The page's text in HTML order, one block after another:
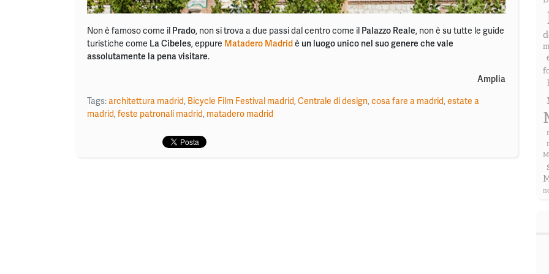
Non è famoso come il Prado, non si trova a due passi dal centro come il Palazzo Reale, non è su tutte le guide
turistiche come La Cibeles, eppure Matadero Madridè un luogo unico nel suo genere che vale
assolutamente la pena visitare.
Amplia
Tags:architettura madrid, Bicycle Film Festival madrid, Centrale di design, cosa fare a madrid, estate a
madrid, feste patronali madrid, matadero madrid